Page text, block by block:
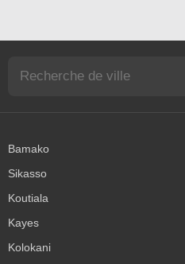
Bamako
Sikasso
Koutiala
Kayes
Kolokani